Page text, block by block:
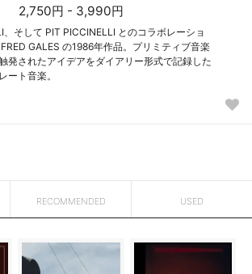
2,750円 - 3,990円
、そして PIT PICCINELLI とのコラボレーショ
GALES の1986年作品。プリミティブ音楽
発されたアイデアをダイアリー形式で記録した
ート音楽。
RECOMMENDED USED